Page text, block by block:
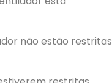
não estão restritas